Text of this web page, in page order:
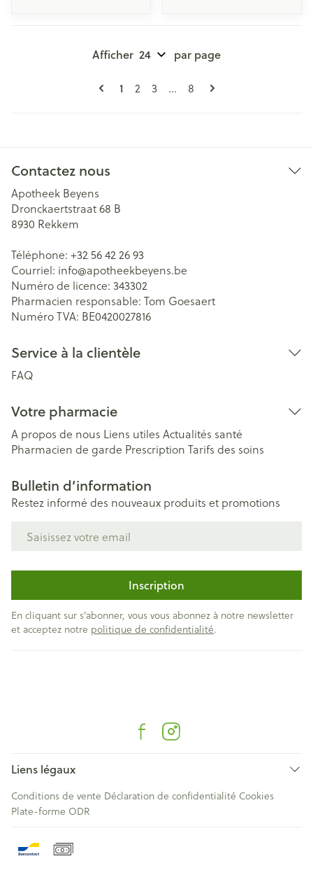
Pages
Vous lisez actuellement la page
1 Page
2 Page
3 ... Page
8
Afficher par page
Contactez nous
Apotheek Beyens
Dronckaertstraat 68 B
8930 Rekkem
Téléphone: +32 56 42 26 93
Courriel: info@apotheekbeyens.be
Numéro de licence: 343302
Pharmacien responsable: Tom Goesaert
Numéro TVA: BE0420027816
Service à la clientèle
FAQ
Votre pharmacie
A propos de nous Liens utiles Actualités santé
Pharmacien de garde Prescription Tarifs des soins
Bulletin d’information
Restez informé des nouveaux produits et promotions
Inscription
En cliquant sur s'abonner, vous vous abonnez à notre newsletter
et acceptez notre politique de confidentialité.
Liens légaux
Conditions de vente Déclaration de confidentialité Cookies
Plate-forme ODR